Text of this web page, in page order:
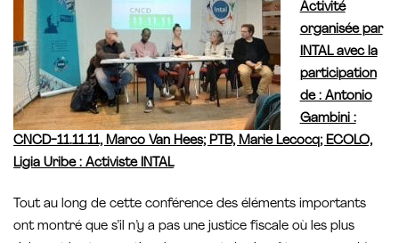
Activité
organisée par
INTAL avec la
participation
de : Antonio
Gambini :
CNCD-11.11.11, Marco Van Hees; PTB, Marie Lecocq; ECOLO,
Ligia Uribe : Activiste INTAL
Tout au long de cette conférence des éléments importants
ont montré que s’il n’y a pas une justice fiscale où les plus